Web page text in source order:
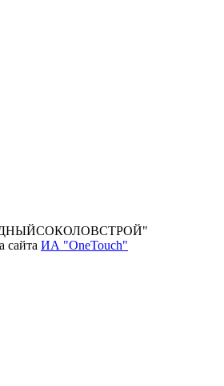
сайта ИА "OneTouch"